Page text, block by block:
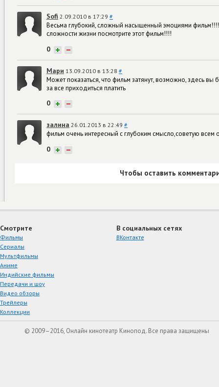
Sofi 2.09.2010 в 17:29 #
Весьма глубокий, сложный насыщенный эмоциями фильм!!!!
сложности жизни посмотрите этот фильм!!!!
0 + −
Mари 13.09.2010 в 13:28 #
Может показаться, что фильм затянут, возможно, здесь
за все приходиться платить
0 + −
залина 26.01.2013 в 22:49 #
фильм очень интересный с глубоким смысло,советую
0 + −
Чтобы оставить
Смотрите
Фильмы
Сериалы
Мультфильмы
Аниме
Индийские фильмы
Передачи и шоу
Видео обзоры
Трейлеры
Коллекции
В социальных сетях
ВКонтакте
© 2009–2016, Онлайн кинотеатр Кинопод. Все права защищены